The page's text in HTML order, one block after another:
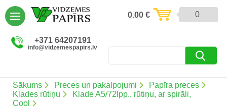
+371 64207191
info@vidzemespapirs.lv
0
0.00€
Sākums Preces un pakalpojumi
Papīra preces
Klades rūtiņu
Klade A5/72lpp., rūtiņu, ar spirāli,
Cool
AIZVĒRT
Atlaides (12)